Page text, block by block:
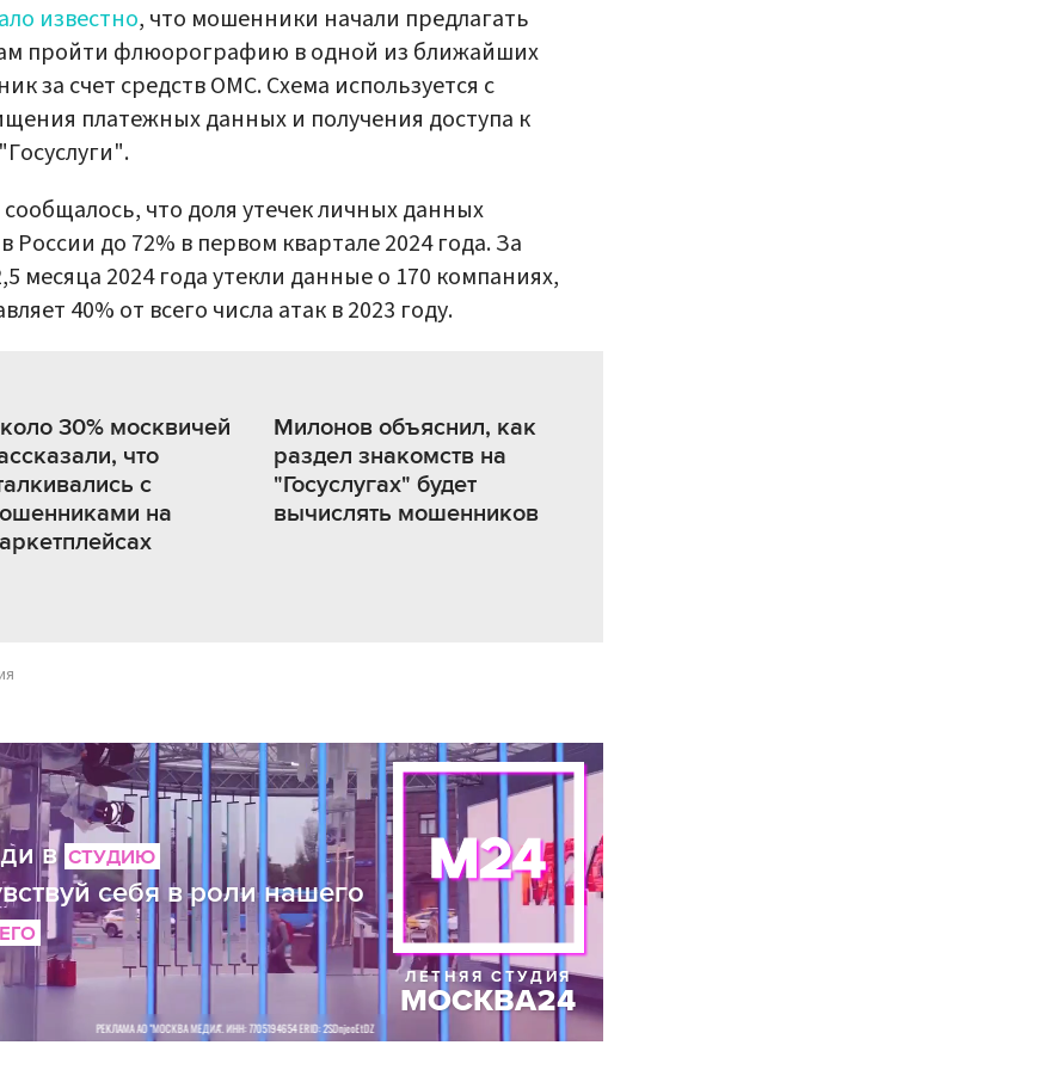
известно, что мошенники начали предлагать
пройти флюорографию в одной из ближайших
за счет средств ОМС. Схема используется с
платежных данных и получения доступа к
что доля утечек личных данных
в России до 72% в первом квартале 2024 года. За
месяца 2024 года утекли данные о 170 компаниях,
40% от всего числа атак в 2023 году.
30% москвичей
что
с
на
Милонов объяснил, как
раздел знакомств на
"Госуслугах" будет
вычислять мошенников